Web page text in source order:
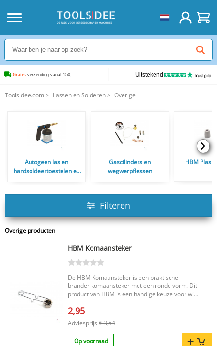
Gratis verzending vanaf 150,- Uitstekend
Toolsidee.com > Lassen en Solderen> Overige
Autogeen las en
hardsoldeertoestelen en
Gascilinders en
wegwerpflessen
HBM
Filteren
Overige producten
HBM Komaansteker
De HBM Komaansteker is een praktische
brander komaansteker met een ronde vorm. Dit
product van HBM is een handige keuze voor wie
een eenvoudige en duidelijke toepassing. Dankzij
het compacte ontwerp is deze komaansteker
geschikt voor dagelijks gebruik binnen de
categorie brander- en aansteekproducten.
Belangrijkste voordelen Praktische
2,95
Adviesprijs € 3,54
Op voorraad